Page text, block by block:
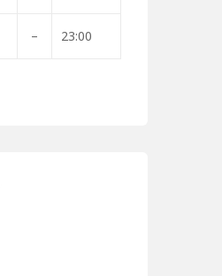
– 23:00